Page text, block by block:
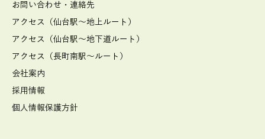
お問い合わせ・連絡先
アクセス（仙台駅～地上ルート）
アクセス（仙台駅～地下道ルート）
アクセス（長町南駅～ルート）
会社案内
採用情報
個人情報保護方針